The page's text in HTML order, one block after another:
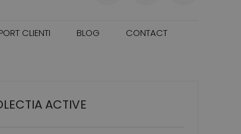
CLIENTI BLOG CONTACT
ACTIVE